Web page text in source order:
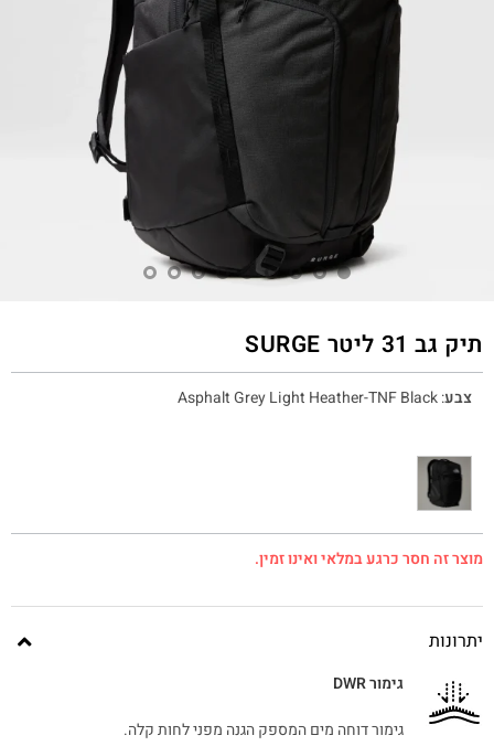
תיק גב 31 ליטר SURGE
צבע:
Asphalt Grey Light Heather-TNF Black
מוצר זה חסר כרגע במלאי ואינו זמין.
יתרונות
גימור DWR
גימור דוחה מים המספק הגנה מפני לחות קלה.